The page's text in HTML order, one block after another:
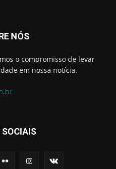
NÓS
o compromisso de levar
em nossa notícia.
SOCIAIS